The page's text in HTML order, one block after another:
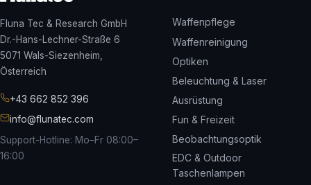
Fluna Tec & Research GmbH
Dr.-Hans-Lechner-Straße 6
5071 Wals-Siezenheim,
Österreich
+43 662 852 396
info@flunatec.com
Support-Hotline: Mo–Fr 08:00–
16:00
Waffenpflege
Waffenreinigung
Optiken
Beleuchtung & Laser
Ausrüstung
Fun & Freizeit
Beobachtungsoptik
EDC & Outdoor
Taschenlampen